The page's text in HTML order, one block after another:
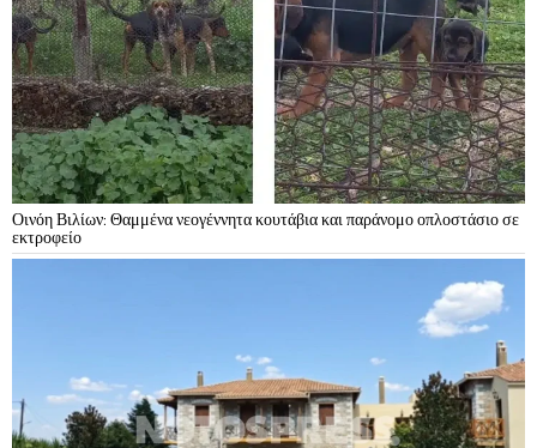
Οινόη Βιλίων: Θαμμένα νεογέννητα κουτάβια και παράνομο οπλοστάσιο σε
εκτροφείο